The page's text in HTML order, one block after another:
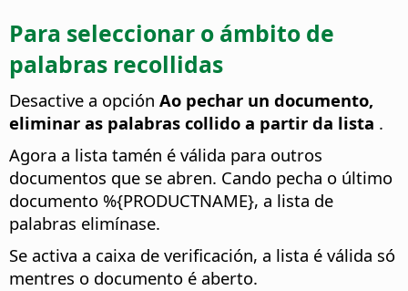
Para seleccionar o ámbito de
palabras recollidas
Desactive a opción Ao pechar un documento,
eliminar as palabras collido a partir da lista .
Agora a lista tamén é válida para outros
documentos que se abren. Cando pecha o último
documento %{PRODUCTNAME}, a lista de
palabras elimínase.
Se activa a caixa de verificación, a lista é válida só
mentres o documento é aberto.